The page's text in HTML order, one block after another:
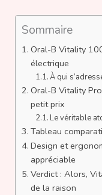
Sommaire
Oral-B Vitality
électrique
À qui
Oral-B Vitality
petit prix
Le véritable
Tableau
Design et
appréciable
Verdict : Alors,
de la raison